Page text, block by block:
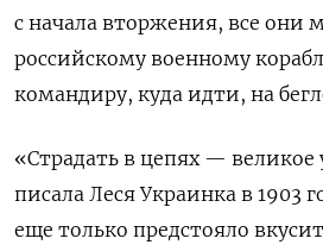
с начала вторжения, все они
российскому военному
командиру, куда идти, на
«Страдать в цепях —
писала Леся Украинка в 1903
еще только предстояло